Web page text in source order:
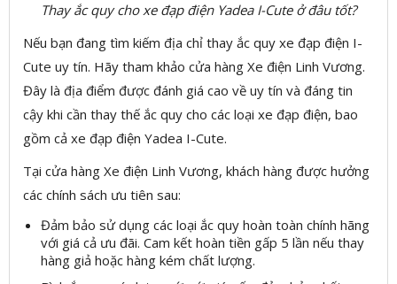
Thay ắc quy cho xe đạp điện Yadea I-Cute ở đâu tốt?
Nếu bạn đang tìm kiếm địa chỉ thay ắc quy xe đạp điện I-
Cute uy tín. Hãy tham khảo cửa hàng Xe điện Linh Vương.
Đây là địa điểm được đánh giá cao về uy tín và đáng tin
cậy khi cần thay thế ắc quy cho các loại xe đạp điện, bao
gồm cả xe đạp điện Yadea I-Cute.
Tại cửa hàng Xe điện Linh Vương, khách hàng được hưởng
các chính sách ưu tiên sau:
Đảm bảo sử dụng các loại ắc quy hoàn toàn chính hãng
với giá cả ưu đãi. Cam kết hoàn tiền gấp 5 lần nếu thay
hàng giả hoặc hàng kém chất lượng.